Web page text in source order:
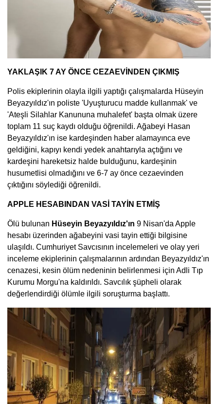
YAKLAŞIK 7 AY ÖNCE CEZAEVİNDEN ÇIKMIŞ
Polis ekiplerinin olayla ilgili yaptığı çalışmalarda Hüseyin
Beyazyıldız'ın poliste 'Uyuşturucu madde kullanmak' ve
'Ateşli Silahlar Kanununa muhalefet' başta olmak üzere
toplam 11 suç kaydı olduğu öğrenildi. Ağabeyi Hasan
Beyazyıldız'ın ise kardeşinden haber alamayınca eve
geldiğini, kapıyı kendi yedek anahtarıyla açtığını ve
kardeşini hareketsiz halde bulduğunu, kardeşinin
husumetlisi olmadığını ve 6-7 ay önce cezaevinden
çıktığını söylediği öğrenildi.
APPLE HESABINDAN VASİ TAYİN ETMİŞ
Ölü bulunan Hüseyin Beyazyıldız'ın 9 Nisan'da Apple
hesabı üzerinden ağabeyini vasi tayin ettiği bilgisine
ulaşıldı. Cumhuriyet Savcısının incelemeleri ve olay yeri
inceleme ekiplerinin çalışmalarının ardından Beyazyıldız'ın
cenazesi, kesin ölüm nedeninin belirlenmesi için Adli Tıp
Kurumu Morgu'na kaldırıldı. Savcılık şüpheli olarak
değerlendirdiği ölümle ilgili soruşturma başlattı.